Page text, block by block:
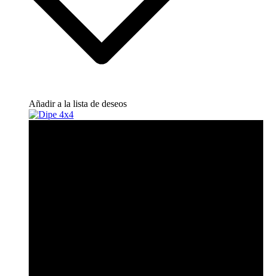
Añadir a la lista de deseos